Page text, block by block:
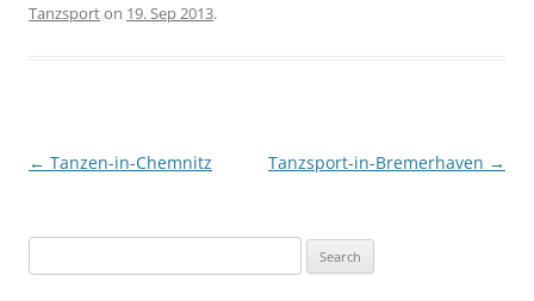
Tanzsporton 19. Sep 2013.
Post
← Tanzen-in-Chemnitz Tanzsport-in-Bremerhaven →
e